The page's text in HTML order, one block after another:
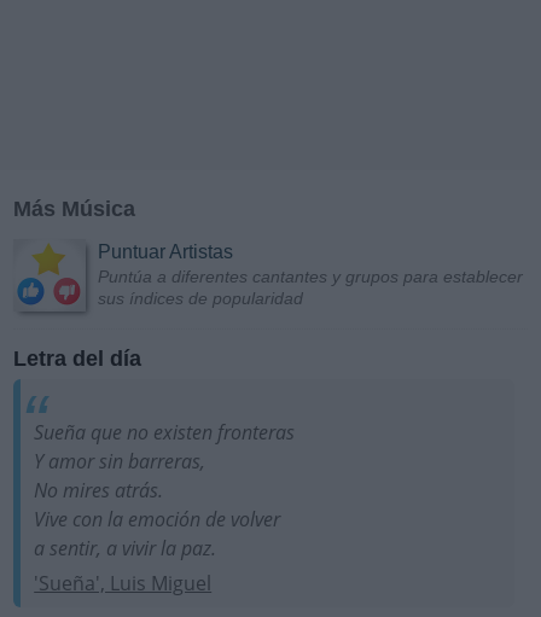
Más Música
Puntuar Artistas
Puntúa a diferentes cantantes y grupos para establecer
sus índices de popularidad
Letra del día
Sueña que no existen fronteras
Y amor sin barreras,
No mires atrás.
Vive con la emoción de volver
a sentir, a vivir la paz.
'Sueña', Luis Miguel